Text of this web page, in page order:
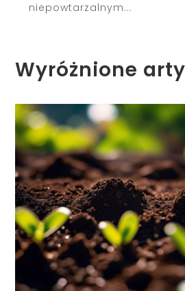
niepowtarzalnym...
Wyróżnione